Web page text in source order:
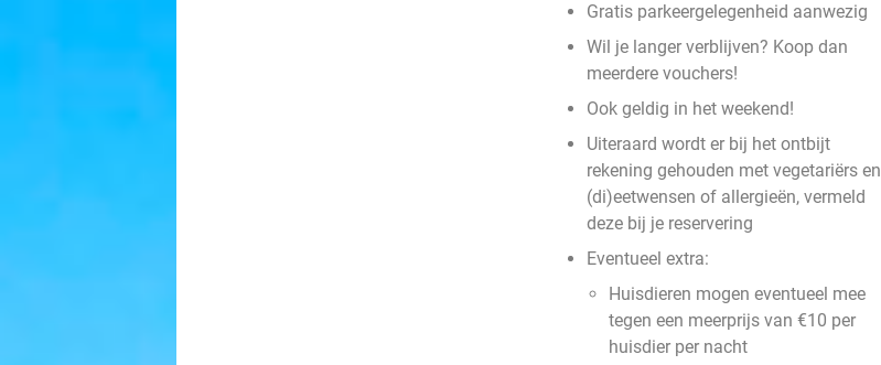
Gratis parkeergelegenheid aanwezig
Wil je langer verblijven? Koop dan
meerdere vouchers!
Ook geldig in het weekend!
Uiteraard wordt er bij het ontbijt
rekening gehouden met vegetariërs en
(di)eetwensen of allergieën, vermeld
deze bij je reservering
Eventueel extra:
Huisdieren mogen eventueel mee
tegen een meerprijs van €10 per
huisdier per nacht